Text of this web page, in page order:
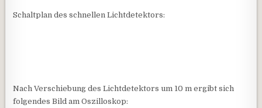
Schaltplan des schnellen Lichtdetektors:
Nach Verschiebung des Lichtdetektors um 10 m ergibt sich
folgendes Bild am Oszilloskop: